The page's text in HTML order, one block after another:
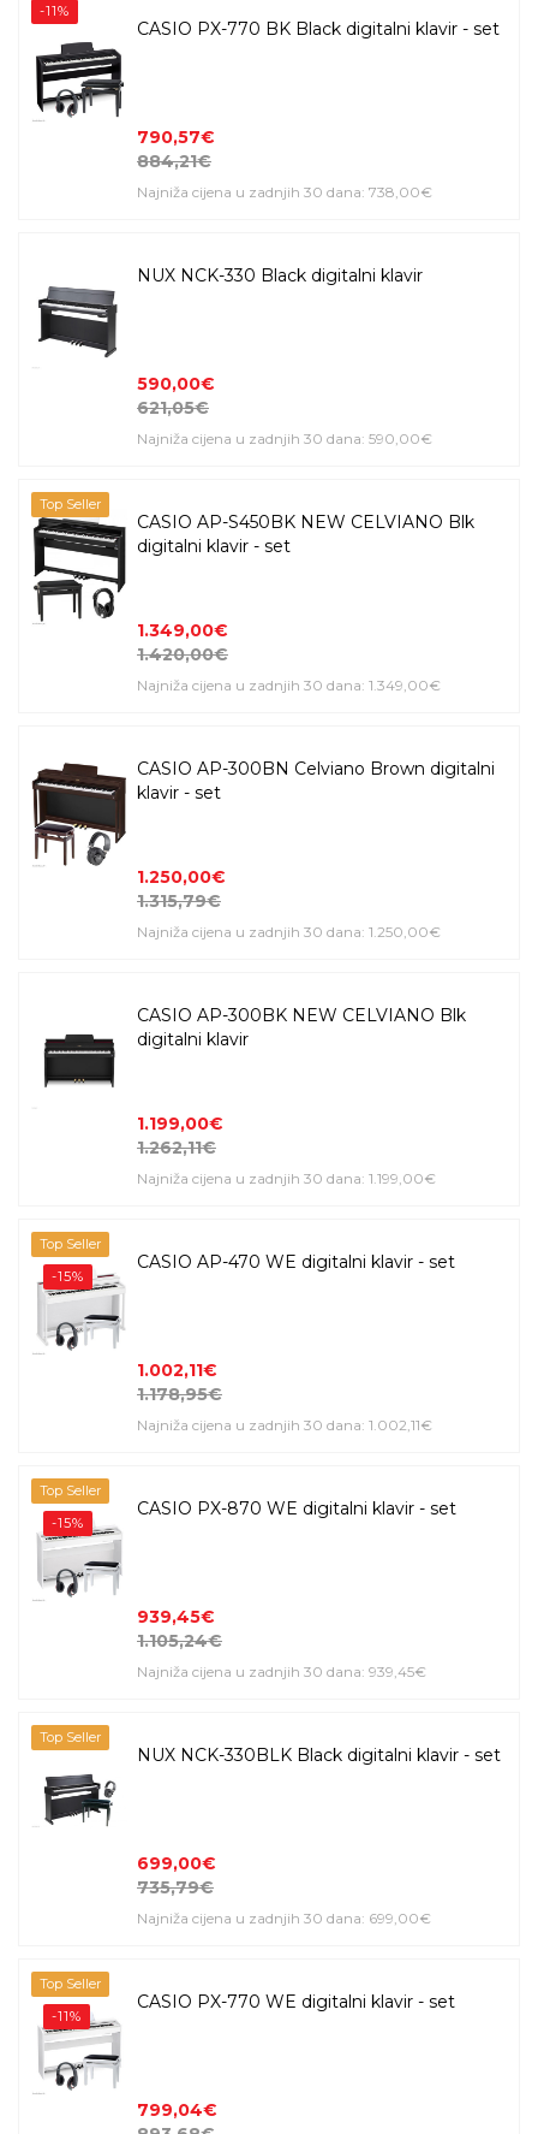
-11%
CASIO PX-770 BK Black digitalni klavir - set
790,57€
884,21€
Najniža cijena u zadnjih 30 dana: 738,00€
NUX NCK-330 Black digitalni klavir
590,00€
621,05€
Najniža cijena u zadnjih 30 dana: 590,00€
Top Seller
CASIO AP-S450BK NEW CELVIANO Blk
digitalni klavir - set
1.349,00€
1.420,00€
Najniža cijena u zadnjih 30 dana: 1.349,00€
CASIO AP-300BN Celviano Brown digitalni
klavir - set
1.250,00€
1.315,79€
Najniža cijena u zadnjih 30 dana: 1.250,00€
CASIO AP-300BK NEW CELVIANO Blk
digitalni klavir
1.199,00€
1.262,11€
Najniža cijena u zadnjih 30 dana: 1.199,00€
Top Seller
-15%
CASIO AP-470 WE digitalni klavir - set
1.002,11€
1.178,95€
Najniža cijena u zadnjih 30 dana: 1.002,11€
Top Seller
-15%
CASIO PX-870 WE digitalni klavir - set
939,45€
1.105,24€
Najniža cijena u zadnjih 30 dana: 939,45€
Top Seller
NUX NCK-330BLK Black digitalni klavir - set
699,00€
735,79€
Najniža cijena u zadnjih 30 dana: 699,00€
Top Seller
-11%
CASIO PX-770 WE digitalni klavir - set
799,04€